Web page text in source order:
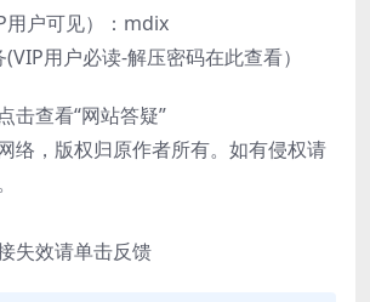
户可见）：mdix
用户必读-解压密码在此查看）
查看“网站答疑”
，版权归原作者所有。如有侵权请
效请单击反馈